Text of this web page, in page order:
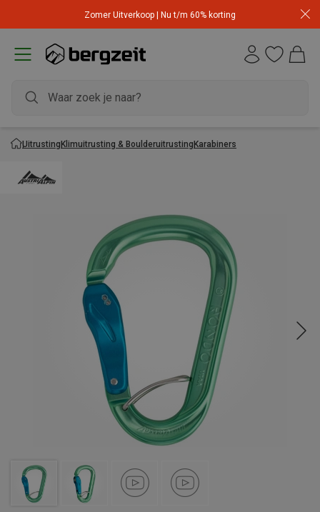
Zomer Uitverkoop | Nu t/m 60% korting
UitrustingKlimuitrusting & BoulderuitrustingKarabiners